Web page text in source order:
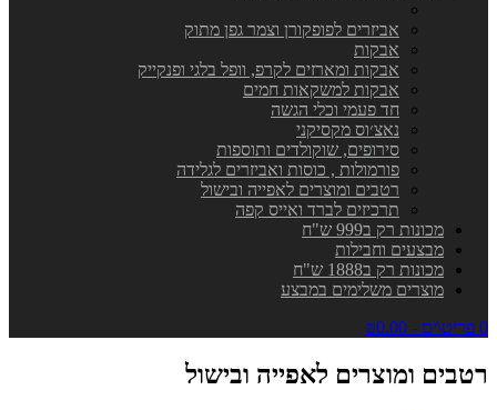
אביזרים לפופקורן וצמר גפן מתוק
אבקות
אבקות ומארזים לקרפ, וופל בלגי ופנקייק
אבקות למשקאות חמים
חד פעמי וכלי הגשה
נאצ׳וס מקסיקני
סירופים, שוקולדים ותוספות
פורמולות , כוסות ואביזרים לגלידה
רטבים ומוצרים לאפייה ובישול
תרכיזים לברד ואייס קפה
מכונות רק ב999 ש"ח
מבצעים וחבילות
מכונות רק ב1888 ש"ח
מוצרים משלימים במבצע
0 פריט\ים - ₪0.00
רטבים ומוצרים לאפייה ובישול